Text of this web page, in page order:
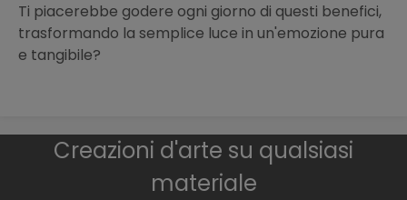
Ti piacerebbe godere ogni giorno di questi benefici,
trasformando la semplice luce in un'emozione pura
e tangibile?
Creazioni d'arte su qualsiasi
materiale